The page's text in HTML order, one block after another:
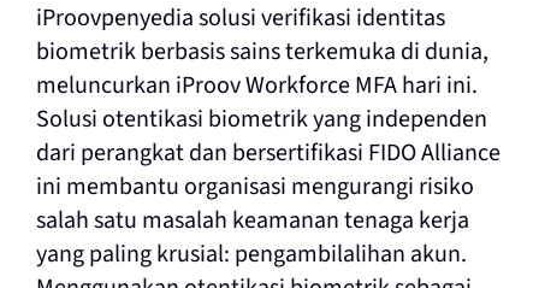
iProovpenyedia solusi verifikasi identitas
biometrik berbasis sains terkemuka di dunia,
meluncurkan iProov Workforce MFA hari ini.
Solusi otentikasi biometrik yang independen
dari perangkat dan bersertifikasi FIDO Alliance
ini membantu organisasi mengurangi risiko
salah satu masalah keamanan tenaga kerja
yang paling krusial: pengambilalihan akun.